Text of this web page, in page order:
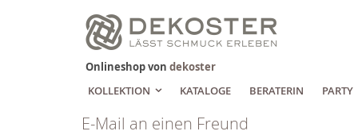
Zum
Inhalt
springen
Onlineshop von dekoster
KOLLEKTION
KATALOGE BERATERIN PARTY
E-Mail an einen Freund